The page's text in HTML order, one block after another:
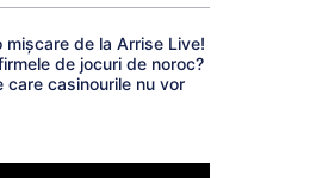
de la Arrise Live!
de jocuri de noroc?
casinourile nu vor